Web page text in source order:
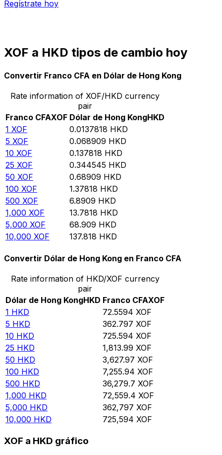
Regístrate hoy
XOF a HKD tipos de cambio hoy
Convertir Franco CFA en Dólar de Hong Kong
Rate information of XOF/HKD currency
pair
Franco CFAXOF Dólar de Hong KongHKD
1 XOF 0.0137818 HKD
5 XOF 0.068909 HKD
10 XOF 0.137818 HKD
25 XOF 0.344545 HKD
50 XOF 0.68909 HKD
100 XOF 1.37818 HKD
500 XOF 6.8909 HKD
1,000 XOF 13.7818 HKD
5,000 XOF 68.909 HKD
10,000 XOF 137.818 HKD
Convertir Dólar de Hong Kong en Franco CFA
Rate information of HKD/XOF currency
pair
Dólar de Hong KongHKD Franco CFAXOF
1 HKD 72.5594 XOF
5 HKD 362.797 XOF
10 HKD 725.594 XOF
25 HKD 1,813.99 XOF
50 HKD 3,627.97 XOF
100 HKD 7,255.94 XOF
500 HKD 36,279.7 XOF
1,000 HKD 72,559.4 XOF
5,000 HKD 362,797 XOF
10,000 HKD 725,594 XOF
XOF a HKD gráfico